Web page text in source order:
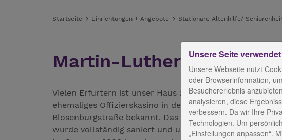
Startseite Einrichtungen + Angebote Stationäre Altenhilfe/
Martin-Luther-Haus
Vielen Erfurtern ist unser Haus als
ehemaliges Offizierskasino in der
Blosenburgstraße bekannt. Das Haus
wurde vollständig saniert und umgebaut.
Unsere Seite
Unsere Webseite nutzt
oder Browserinformation,
Besuchererlebnis
analysieren, diese
verbessern. Da wir Ihre
Technologien. Um
„Einstellungen anpassen“.